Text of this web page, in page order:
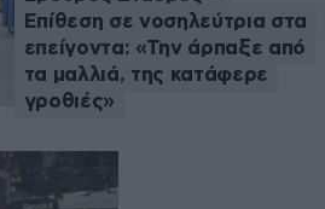
Επίθεση σε νοσηλεύτρια στα
επείγοντα: «Την άρπαξε από
τα μαλλιά, της κατάφερε
γροθιές»